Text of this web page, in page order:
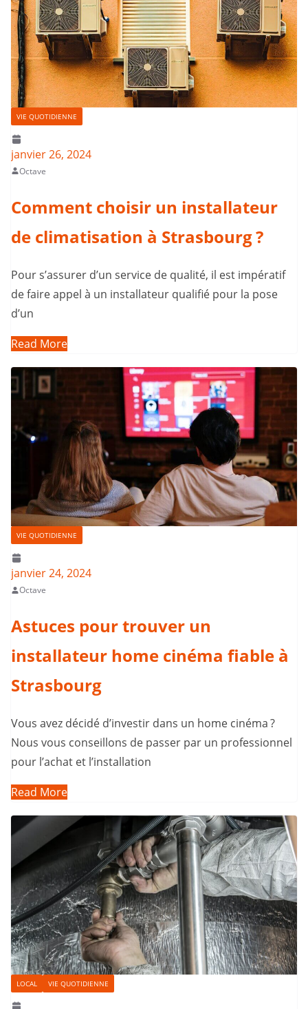
VIE QUOTIDIENNE
janvier 26, 2024
Octave
Comment choisir un installateur
de climatisation à Strasbourg ?
Pour s’assurer d’un service de qualité, il est impératif
de faire appel à un installateur qualifié pour la pose
d’un
Read More
VIE QUOTIDIENNE
janvier 24, 2024
Octave
Astuces pour trouver un
installateur home cinéma fiable à
Strasbourg
Vous avez décidé d’investir dans un home cinéma ?
Nous vous conseillons de passer par un professionnel
pour l’achat et l’installation
Read More
LOCAL VIE QUOTIDIENNE